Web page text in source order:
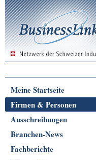
Meine Startseite
Firmen & Personen
Ausschreibungen
Branchen-News
Fachberichte